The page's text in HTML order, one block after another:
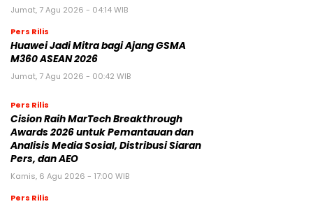
Jumat, 7 Agu 2026 - 04:14 WIB
Pers Rilis
Huawei Jadi Mitra bagi Ajang GSMA
M360 ASEAN 2026
Jumat, 7 Agu 2026 - 00:42 WIB
Pers Rilis
Cision Raih MarTech Breakthrough
Awards 2026 untuk Pemantauan dan
Analisis Media Sosial, Distribusi Siaran
Pers, dan AEO
Kamis, 6 Agu 2026 - 17:00 WIB
Pers Rilis